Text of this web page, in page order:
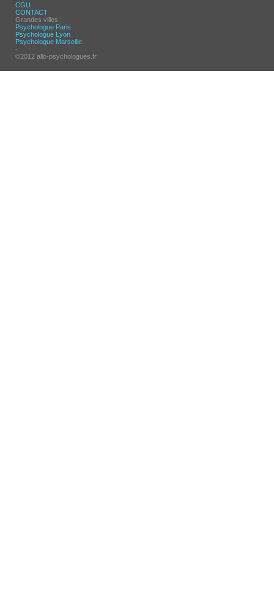
CGU
CONTACT
Grandes villes :
Psychologue Paris
Psychologue Lyon
Psychologue Marseille
-
©2012 allo-psychologues.fr